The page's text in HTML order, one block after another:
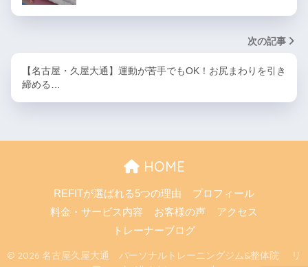
次の記事
【名古屋・久屋大通】運動が苦手でもOK！お尻まわりを引き
締める…
HOME
REFITが選ばれる5つの理由
プロフィール
料金・サービス内容
お客様の声
アクセス
トレーナーブログ
© 2026 名古屋久屋大通 パーソナルトレーニングジム&整体院 リ